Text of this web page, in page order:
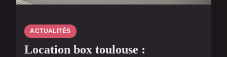
ACTUALITÉS
Location box toulouse :